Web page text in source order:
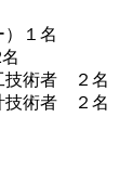
１名
技術者 ２名
技術者 ２名